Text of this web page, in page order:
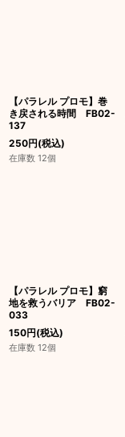
【パラレル プロモ】巻
き戻される時間 FB02-
137
250円(税込)
在庫数 12個
【パラレル プロモ】窮
地を救うバリア FB02-
033
150円(税込)
在庫数 12個